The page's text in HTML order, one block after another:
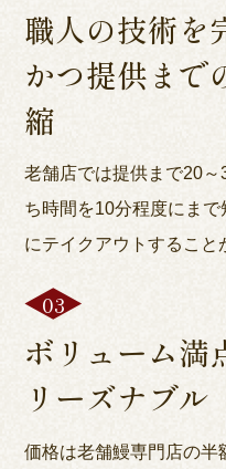
職人の技術を
かつ提供まで
縮
老舗店では提供まで20
ち時間を10分程度にま
にテイクアウトすること
ボリューム満
リーズナブル
価格は老舗鰻専門店の